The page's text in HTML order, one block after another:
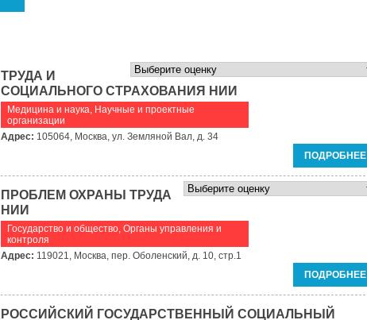
ТРУДА И
СОЦИАЛЬНОГО СТРАХОВАНИЯ НИИ
Медицина и наука, Научные и проектные
организации
Адрес: 105064, Москва, ул. Земляной Вал, д. 34
ПОДРОБНЕЕ
ПРОБЛЕМ ОХРАНЫ ТРУДА
НИИ
Государство и общество, Органы управления и
контроля
Адрес: 119021, Москва, пер. Оболенский, д. 10, стр.1
ПОДРОБНЕЕ
РОССИЙСКИЙ ГОСУДАРСТВЕННЫЙ СОЦИАЛЬНЫЙ